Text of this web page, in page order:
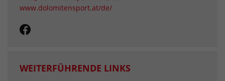
www.dolomitensport.at/de/
WEITERFÜHRENDE LINKS